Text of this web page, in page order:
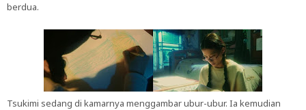
berdua.
Tsukimi sedang di kamarnya menggambar ubur-ubur. Ia kemudian